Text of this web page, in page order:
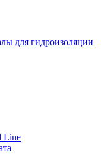
для гидроизоляции
Line